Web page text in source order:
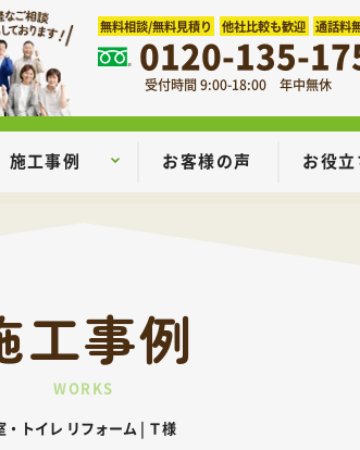
無料相談/無料見積り 他社比較も歓迎 通話料
0120-135-
受付時間 9:00-18:00 年中無休
施工事例 お客様の声 お役
工事例
WORKS
トイレ リフォーム | Ｔ様